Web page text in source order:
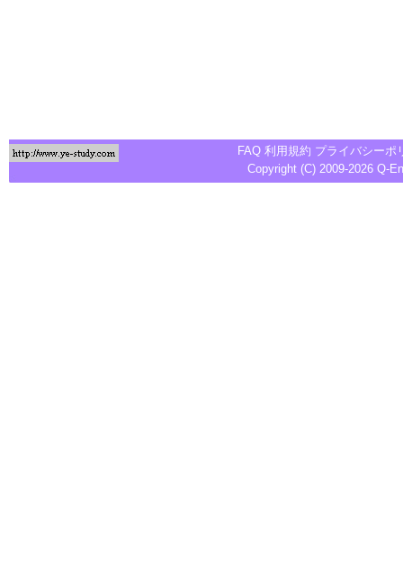
FAQ 利用規約 プライバシーポ
Copyright (C) 2009-2026 Q-